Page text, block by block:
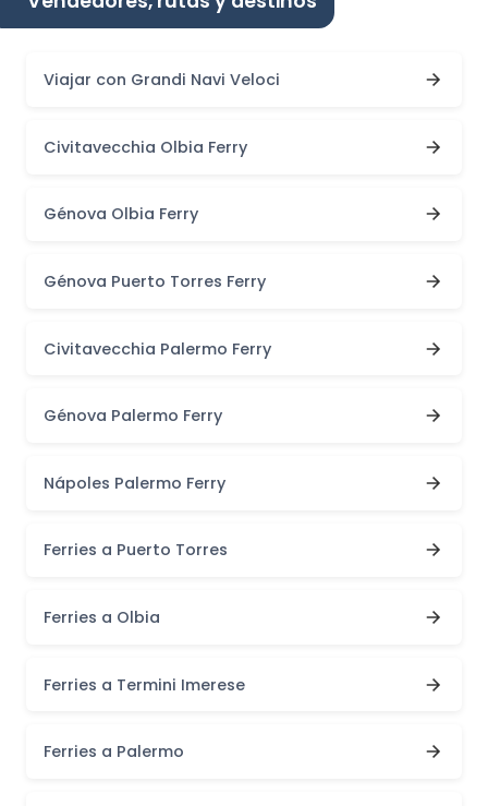
Viajar con Grandi Navi Veloci
Civitavecchia Olbia Ferry
Génova Olbia Ferry
Génova Puerto Torres Ferry
Civitavecchia Palermo Ferry
Génova Palermo Ferry
Nápoles Palermo Ferry
Ferries a Puerto Torres
Ferries a Olbia
Ferries a Termini Imerese
Ferries a Palermo